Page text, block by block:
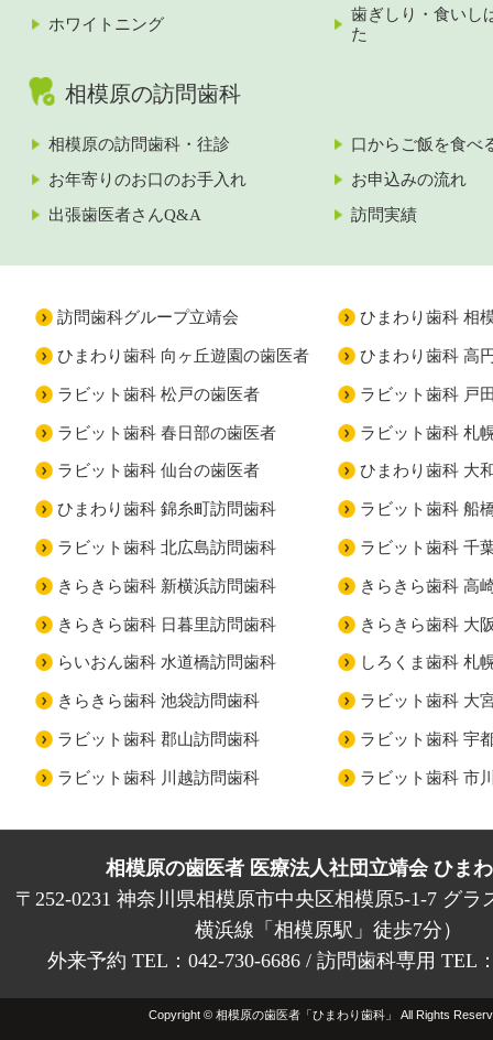
ホワイトニング
歯ぎしり・食いし
た
相模原の訪問歯科
相模原の訪問歯科・往診
口からご飯を食べ
お年寄りのお口のお手入れ
お申込みの流れ
出張歯医者さんQ&A
訪問実績
訪問歯科グループ立靖会 ひまわり歯科 相
ひまわり歯科 向ヶ丘遊園の歯医者 ひまわり歯科 高
ラビット歯科 松戸の歯医者 ラビット歯科 戸
ラビット歯科 春日部の歯医者 ラビット歯科 札
ラビット歯科 仙台の歯医者 ひまわり歯科 大
ひまわり歯科 錦糸町訪問歯科 ラビット歯科 船
ラビット歯科 北広島訪問歯科 ラビット歯科 千
きらきら歯科 新横浜訪問歯科 きらきら歯科 高
きらきら歯科 日暮里訪問歯科 きらきら歯科 大
らいおん歯科 水道橋訪問歯科 しろくま歯科 札
きらきら歯科 池袋訪問歯科 ラビット歯科 大
ラビット歯科 郡山訪問歯科 ラビット歯科 宇
ラビット歯科 川越訪問歯科 ラビット歯科 市
相模原の歯医者 医療法人社団立靖会 ひま
〒252-0231 神奈川県相模原市中央区相模原5-1-7 グラ
横浜線「相模原駅」徒歩7分）
外来予約 TEL：042-730-6686 / 訪問歯科専用 TEL
Copyright © 相模原の歯医者「ひまわり歯科」 All Rights